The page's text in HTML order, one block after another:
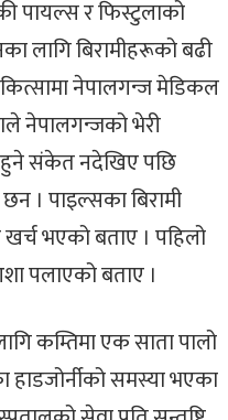
पायल्स र फिस्टुलाको
लागि बिरामीहरूको बढी
नेपालगन्ज मेडिकल
नेपालगन्जको भेरी
हुने संकेत नदेखिए पछि
। पाइल्सका बिरामी
भएको बताए । पहिलो
पलाएको बताए ।
कम्तिमा एक साता पालो
हाडजोर्नीको समस्या भएका